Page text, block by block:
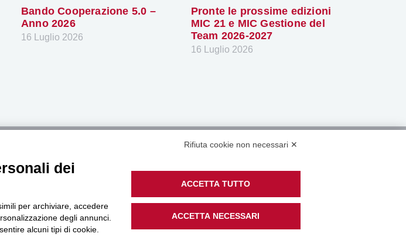
Bando Cooperazione 5.0 –
Anno 2026
16 Luglio 2026
Pronte le prossime edizioni
MIC 21 e MIC Gestione del
Team 2026-2027
16 Luglio 2026
Seguici sui nostri canali social:
Trasparenza Amministrativa
Bilanci sociali cooperative associate
Rifiuta cookie non necessari ✕
dei
per archiviare, accedere
degli annunci.
alcuni tipi di cookie.
ACCETTA TUTTO
ACCETTA NECESSARI